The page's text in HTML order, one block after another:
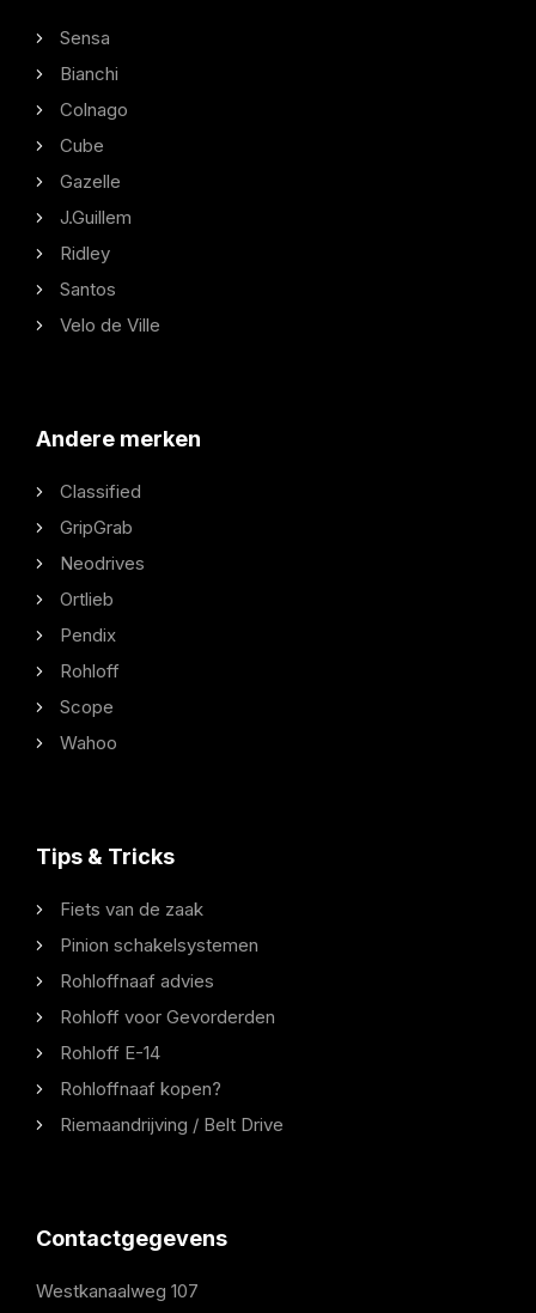
Sensa
Bianchi
Colnago
Cube
Gazelle
J.Guillem
Ridley
Santos
Velo de Ville
Andere merken
Classified
GripGrab
Neodrives
Ortlieb
Pendix
Rohloff
Scope
Wahoo
Tips & Tricks
Fiets van de zaak
Pinion schakelsystemen
Rohloffnaaf advies
Rohloff voor Gevorderden
Rohloff E-14
Rohloffnaaf kopen?
Riemaandrijving / Belt Drive
Contactgegevens
Westkanaalweg 107